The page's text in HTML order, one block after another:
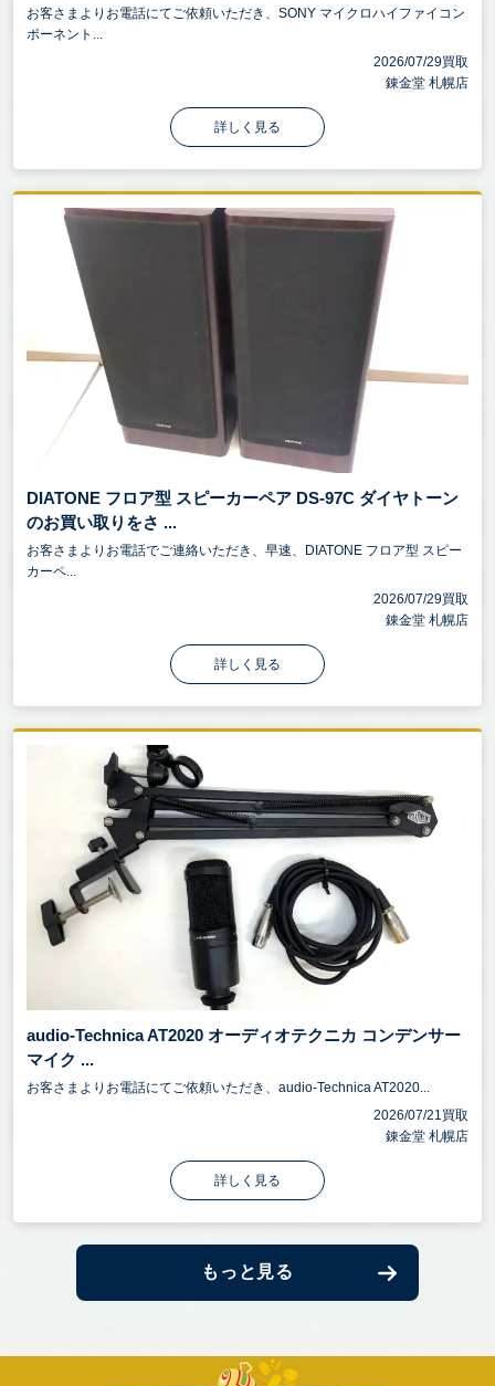
お客さまよりお電話にてご依頼いただき、SONY マイクロハイファイコン
ポーネント...
2026/07/29買取
錬金堂 札幌店
詳しく見る
DIATONE フロア型 スピーカーペア DS-97C ダイヤトーン
のお買い取りをさ ...
お客さまよりお電話でご連絡いただき、早速、DIATONE フロア型 スピー
カーペ...
2026/07/29買取
錬金堂 札幌店
詳しく見る
audio-Technica AT2020 オーディオテクニカ コンデンサー
マイク ...
お客さまよりお電話にてご依頼いただき、audio-Technica AT2020...
2026/07/21買取
錬金堂 札幌店
詳しく見る
もっと見る